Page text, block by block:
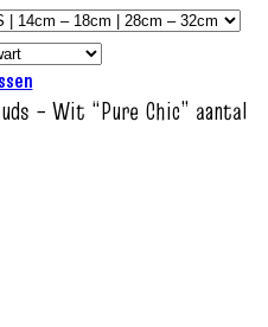
– Wit “Pure Chic” aantal